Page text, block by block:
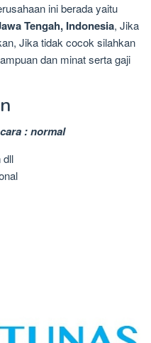
ini berada yaitu
Tengah, Indonesia, Jika
Jika tidak cocok silahkan
dan minat serta gaji
: normal
dll